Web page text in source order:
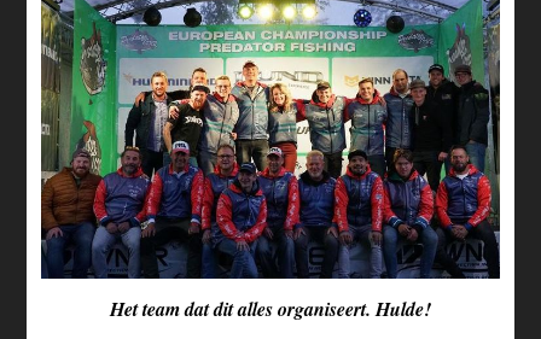
Het team dat dit alles organiseert. Hulde!